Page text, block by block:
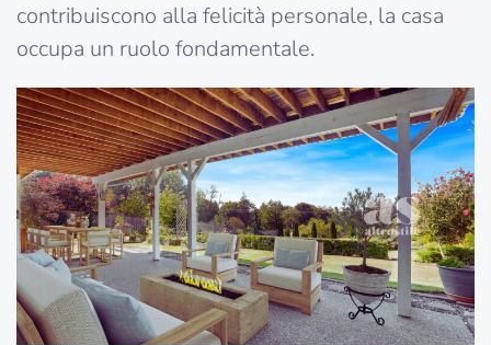
contribuiscono alla felicità personale, la casa
occupa un ruolo fondamentale.